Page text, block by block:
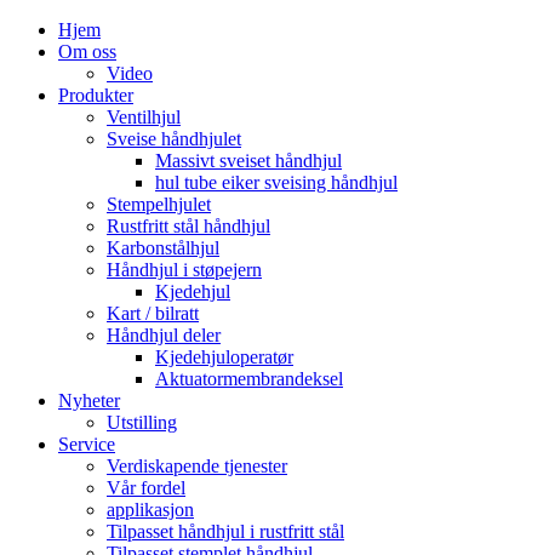
Hjem
Om oss
Video
Produkter
Ventilhjul
Sveise håndhjulet
Massivt sveiset håndhjul
hul tube eiker sveising håndhjul
Stempelhjulet
Rustfritt stål håndhjul
Karbonstålhjul
Håndhjul i støpejern
Kjedehjul
Kart / bilratt
Håndhjul deler
Kjedehjuloperatør
Aktuatormembrandeksel
Nyheter
Utstilling
Service
Verdiskapende tjenester
Vår fordel
applikasjon
Tilpasset håndhjul i rustfritt stål